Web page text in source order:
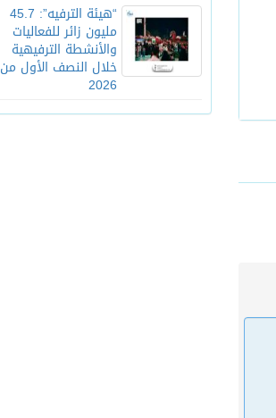
“هيئة الترفيه”: 45.7
مليون زائر للفعاليات
والأنشطة الترفيهية
خلال النصف الأول من
2026